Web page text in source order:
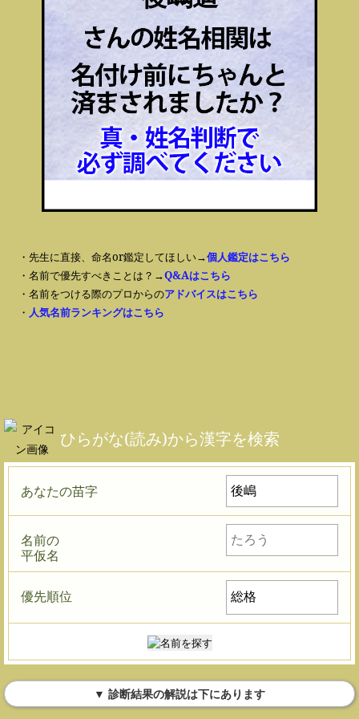
・先生に直接、命名or鑑定してほしい→個人鑑定はこちら
・名前で優先すべきことは？→Q&Aはこちら
・名前をつける際のプロからのアドバイスはこちら
・ 人気名前ランキングはこちら
ひらがな(読み)から漢字を検索
あなたの苗字
名前の
平仮名
優先順位
▼ 診断結果の解説は下にあります